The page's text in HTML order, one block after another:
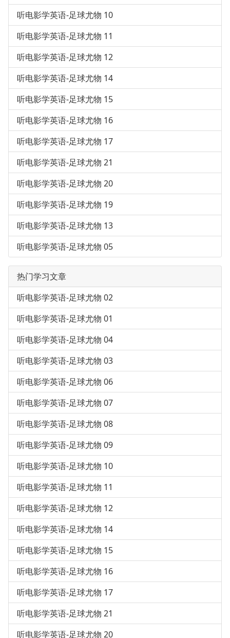
听电影学英语-足球尤物 10
听电影学英语-足球尤物 11
听电影学英语-足球尤物 12
听电影学英语-足球尤物 14
听电影学英语-足球尤物 15
听电影学英语-足球尤物 16
听电影学英语-足球尤物 17
听电影学英语-足球尤物 21
听电影学英语-足球尤物 20
听电影学英语-足球尤物 19
听电影学英语-足球尤物 13
听电影学英语-足球尤物 05
热门学习文章
听电影学英语-足球尤物 02
听电影学英语-足球尤物 01
听电影学英语-足球尤物 04
听电影学英语-足球尤物 03
听电影学英语-足球尤物 06
听电影学英语-足球尤物 07
听电影学英语-足球尤物 08
听电影学英语-足球尤物 09
听电影学英语-足球尤物 10
听电影学英语-足球尤物 11
听电影学英语-足球尤物 12
听电影学英语-足球尤物 14
听电影学英语-足球尤物 15
听电影学英语-足球尤物 16
听电影学英语-足球尤物 17
听电影学英语-足球尤物 21
听电影学英语-足球尤物 20